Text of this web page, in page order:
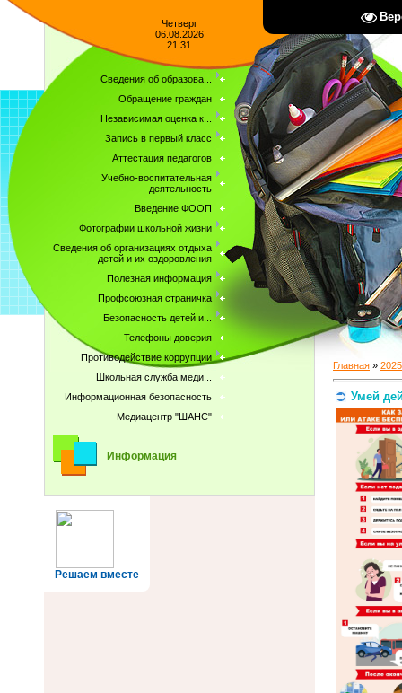
Четверг
06.08.2026
21:31
Сведения об образова...
Обращение граждан
Независимая оценка к...
Запись в первый класс
Аттестация педагогов
Учебно-воспитательная
деятельность
Введение ФООП
Фотографии школьной жизни
Сведения об организациях отдыха
детей и их оздоровления
Полезная информация
Профсоюзная страничка
Безопасность детей и...
Телефоны доверия
Противодействие коррупции
Школьная служба меди...
Информационная безопасность
Медиацентр "ШАНС"
Информация
Решаем вместе
Главная » 2025
Умей